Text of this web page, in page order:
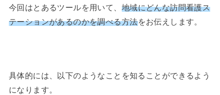
今回はとあるツールを用いて、 地域にどんな訪問看護ス
テーションがあるのかを調べる方法をお伝えします。
具体的には、以下のようなことを知ることができるよう
になります。